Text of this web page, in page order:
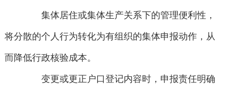
集体居住或集体生产关系下的管理便利性，
将分散的个人行为转化为有组织的集体申报动作，从
而降低行政核验成本。
变更或更正户口登记内容时，申报责任明确